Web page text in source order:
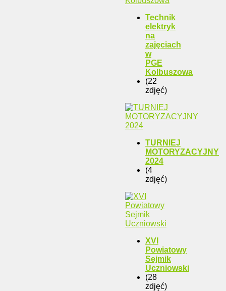
Technik
elektryk
na
zajęciach
w
PGE
Kolbuszowa
(22
zdjęć)
TURNIEJ
MOTORYZACYJNY
2024
(4
zdjęć)
XVI
Powiatowy
Sejmik
Uczniowski
(28
zdjęć)